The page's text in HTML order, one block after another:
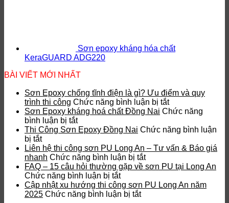
Sơn epoxy kháng hóa chất
KeraGUARD ADG220
BÀI VIẾT MỚI NHẤT
Sơn Epoxy chống tĩnh điện là gì? Ưu điểm và quy
trình thi công Chức năng bình luận bị tắtở
Sơn
chống
điện
gì?
điểm
Sơn Epoxy kháng hoá chất Đồng Nai Chức năng
bình luận bị tắtở
Sơn
kháng
hoá
chất
Đồng
Nai
Thi Công Sơn Epoxy Đồng Nai Chức năng bình luận
bị tắtở
Thi
Công
Sơn
Epoxy
Đồng
Nai
Liên hệ thi công sơn PU Long An – Tư vấn & Báo giá
nhanh Chức năng bình luận bị tắtở
Liên
thi
FAQ – 15 câu hỏi thường gặp về sơn PU tại Long An
Chức năng bình luận bị tắtở
FAQ
–
Cập nhật xu hướng thi công sơn PU Long An năm
2025 Chức năng bình luận bị tắtở